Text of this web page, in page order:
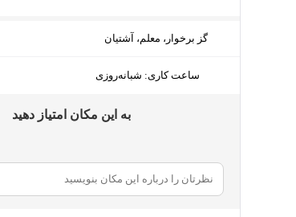
گز برخوار، معلم، آشتیان
ساعت کاری: شبانه‌روزی
ﺑﻪ اﯾﻦ ﻣﮑﺎن اﻣﺘﯿﺎز دﻫﯿﺪ